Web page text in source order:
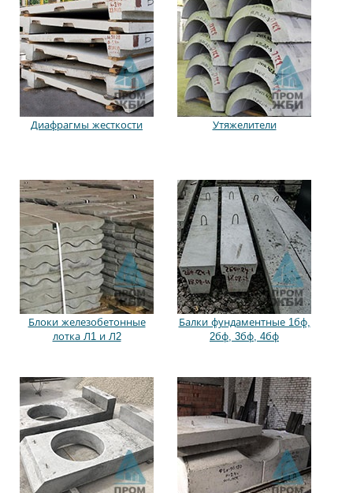
Диафрагмы жесткости Утяжелители
Блоки железобетонные
лотка Л1 и Л2
Балки фундаментные 1бф,
2бф, 3бф, 4бф